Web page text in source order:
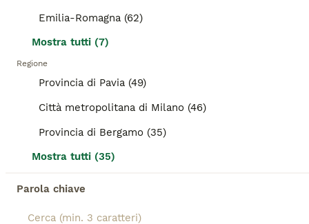
Emilia-Romagna (62)
Mostra tutti (7)
Regione
Provincia di Pavia (49)
Città metropolitana di Milano (46)
Provincia di Bergamo (35)
Mostra tutti (35)
Parola chiave
2 splendidi cuccioli disponibili subito
13 settimane
Sesso
Allevatore con Affisso
BOOST